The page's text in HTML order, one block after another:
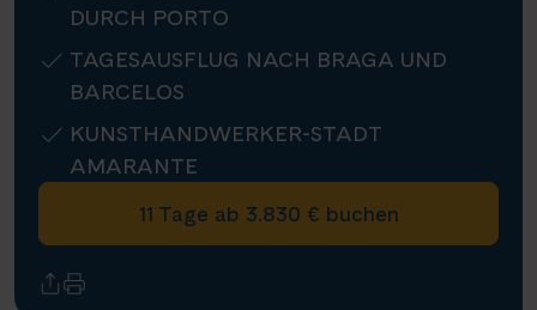
DURCH PORTO
TAGESAUSFLUG NACH BRAGA UND
BARCELOS
KUNSTHANDWERKER-STADT
AMARANTE
11 Tage ab 3.830 € buchen